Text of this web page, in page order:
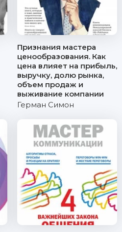
Признания мастера
ценообразования. Как
цена влияет на прибыль,
выручку, долю рынка,
объем продаж и
выживание компании
Герман Симон